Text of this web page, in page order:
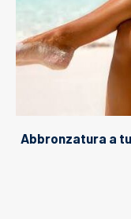
Abbronzatura a